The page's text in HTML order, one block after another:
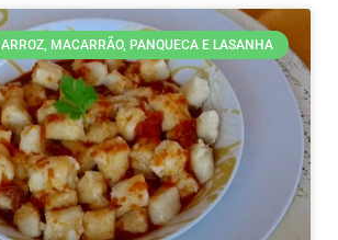
ARROZ, MACARRÃO, PANQUECA E LASANHA